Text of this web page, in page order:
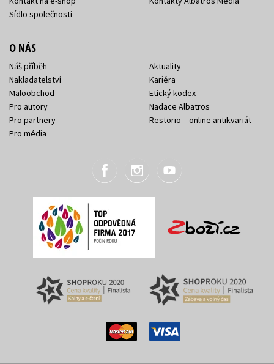
Sídlo společnosti
O NÁS
Náš příběh
Nakladatelství
Maloobchod
Pro autory
Pro partnery
Pro média
Aktuality
Kariéra
Etický kodex
Nadace Albatros
Restorio – online antikvariát